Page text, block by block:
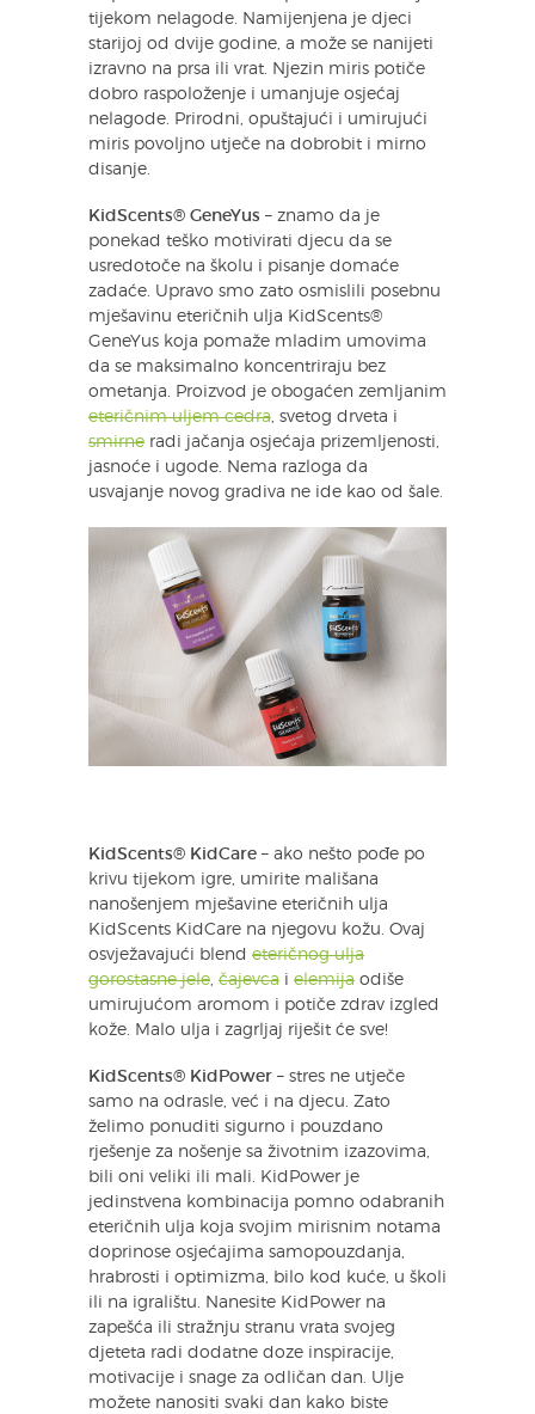
tijekom nelagode. Namijenjena je djeci
starijoj od dvije godine, a može se nanijeti
izravno na prsa ili vrat. Njezin miris potiče
dobro raspoloženje i umanjuje osjećaj
nelagode. Prirodni, opuštajući i umirujući
miris povoljno utječe na dobrobit i mirno
disanje.
KidScents® GeneYus – znamo da je
ponekad teško motivirati djecu da se
usredotoče na školu i pisanje domaće
zadaće. Upravo smo zato osmislili posebnu
mješavinu eteričnih ulja KidScents®
GeneYus koja pomaže mladim umovima
da se maksimalno koncentriraju bez
ometanja. Proizvod je obogaćen zemljanim
eteričnim uljem cedra, svetog drveta i
smirne radi jačanja osjećaja prizemljenosti,
jasnoće i ugode. Nema razloga da
usvajanje novog gradiva ne ide kao od šale.
KidScents® KidCare – ako nešto pođe po
krivu tijekom igre, umirite mališana
nanošenjem mješavine eteričnih ulja
KidScents KidCare na njegovu kožu. Ovaj
osvježavajući blend eteričnog ulja
gorostasne jele, čajevca i elemija odiše
umirujućom aromom i potiče zdrav izgled
kože. Malo ulja i zagrljaj riješit će sve!
KidScents® KidPower – stres ne utječe
samo na odrasle, već i na djecu. Zato
želimo ponuditi sigurno i pouzdano
rješenje za nošenje sa životnim izazovima,
bili oni veliki ili mali. KidPower je
jedinstvena kombinacija pomno odabranih
eteričnih ulja koja svojim mirisnim notama
doprinose osjećajima samopouzdanja,
hrabrosti i optimizma, bilo kod kuće, u školi
ili na igralištu. Nanesite KidPower na
zapešća ili stražnju stranu vrata svojeg
djeteta radi dodatne doze inspiracije,
motivacije i snage za odličan dan. Ulje
možete nanositi svaki dan kako biste